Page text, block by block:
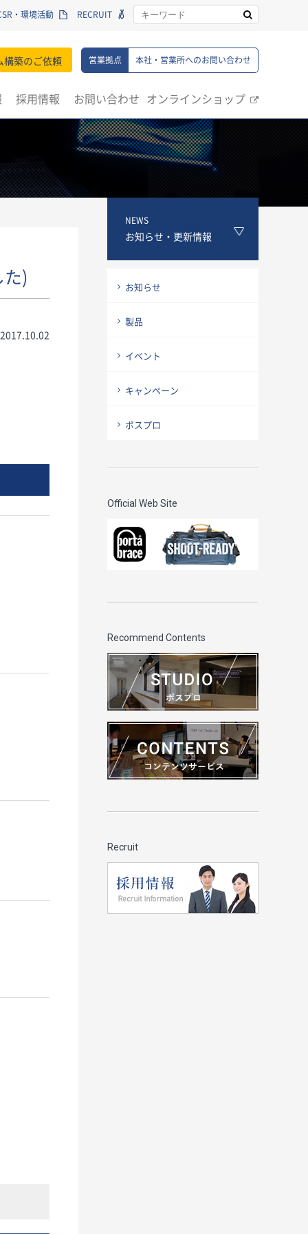
・環境活動 RECRUIT
構築のご依頼 営業拠点 本社・営業所へのお問い合わせ
採用情報 お問い合わせ オンラインショップ
)
2017.10.02
NEWS
お知らせ・更新情報
お知らせ
製品
イベント
キャンペーン
ポスプロ
Official Web Site
Recommend Contents
Recruit